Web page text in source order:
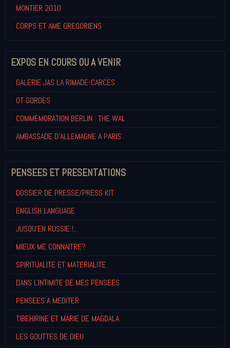
MONTIER 2010
CORPS ET AME GREGORIENS
EXPOS EN COURS OU A VENIR
GALERIE JAS LA RIMADE-CARCES
OT GORDES
COMMEMORATION BERLIN : THE WAL
AMBASSADE D'ALLEMAGNE A PARIS
PENSEES ET PRESENTATIONS
DOSSIER DE PRESSE/PRESS KIT
ENGLISH LANGUAGE
JUSQU'EN RUSSIE !...
MIEUX ME CONNAITRE?
SPIRITUALITE ET MATERIALITE
DANS L'INTIMITE DE MES PENSEES
PENSEES A MEDITER
TIBEHIRINE ET MARIE DE MAGDALA
LES GOUTTES DE DIEU